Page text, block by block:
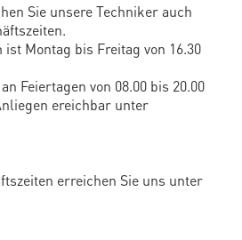
Sie unsere Techniker auch
Montag bis Freitag von 16.30
Feiertagen von 08.00 bis 20.00
ereichbar unter
erreichen Sie uns unter